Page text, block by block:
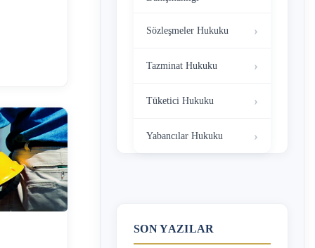
kıdem
Sözleşmeler Hukuku
Tazminat Hukuku
Tüketici Hukuku
Yabancılar Hukuku
SON YAZILAR